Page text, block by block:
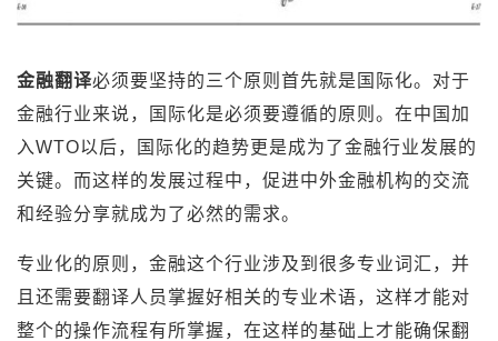
金融翻译必须要坚持的三个原则首先就是国际化。对于
金融行业来说，国际化是必须要遵循的原则。在中国加
入WTO以后，国际化的趋势更是成为了金融行业发展的
关键。而这样的发展过程中，促进中外金融机构的交流
和经验分享就成为了必然的需求。
专业化的原则，金融这个行业涉及到很多专业词汇，并
且还需要翻译人员掌握好相关的专业术语，这样才能对
整个的操作流程有所掌握，在这样的基础上才能确保翻